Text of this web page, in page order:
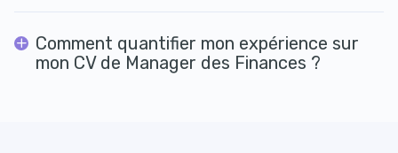
Comment quantifier mon expérience sur
mon CV de Manager des Finances ?